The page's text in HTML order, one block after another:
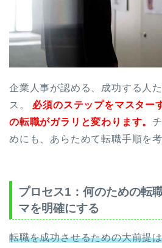
企業人事が認める、成功する人
ス。 必須のステップをマスター
の転職がガラリと変わります。
めにも、あらためて転職手順を
プロセス1：何のための転
マを明確にする
転職を成功させるための大前提